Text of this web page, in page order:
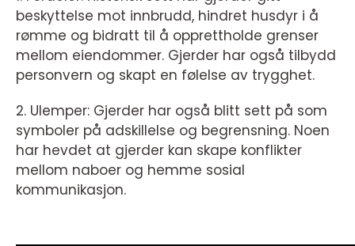
beskyttelse mot innbrudd, hindret husdyr i å
rømme og bidratt til å opprettholde grenser
mellom eiendommer. Gjerder har også tilbydd
personvern og skapt en følelse av trygghet.
2. Ulemper: Gjerder har også blitt sett på som
symboler på adskillelse og begrensning. Noen
har hevdet at gjerder kan skape konflikter
mellom naboer og hemme sosial
kommunikasjon.